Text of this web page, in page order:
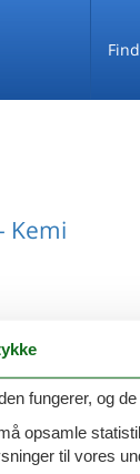
Kemi
fungerer, og
opsamle
til vores